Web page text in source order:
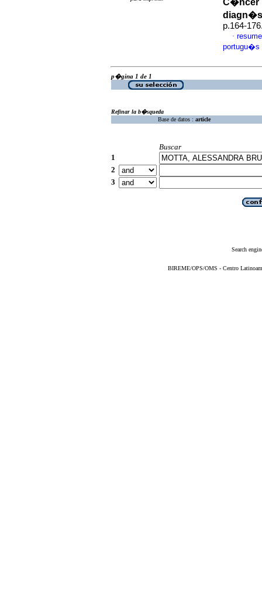
C�ncer
p.164-
·
portugu�s
p�gina 1 de 1
Refinar la b�squeda
Base de datos : article
Buscar
1
2
3
Search
BIREME/OPS/OMS - Centro